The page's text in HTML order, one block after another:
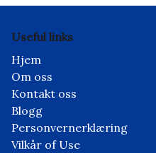
Useful links
Hjem
Om oss
Kontakt oss
Blogg
Personvernerklæring
Vilkår of Use